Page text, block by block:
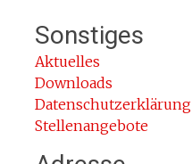
Sonstiges
Aktuelles
Downloads
Datenschutzerklärung
Stellenangebote